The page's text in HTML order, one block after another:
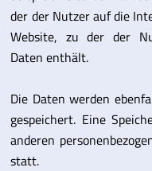
der der Nutzer auf die
Website, zu der der
Daten enthält.
Die Daten werden
gespeichert. Eine
anderen
statt.